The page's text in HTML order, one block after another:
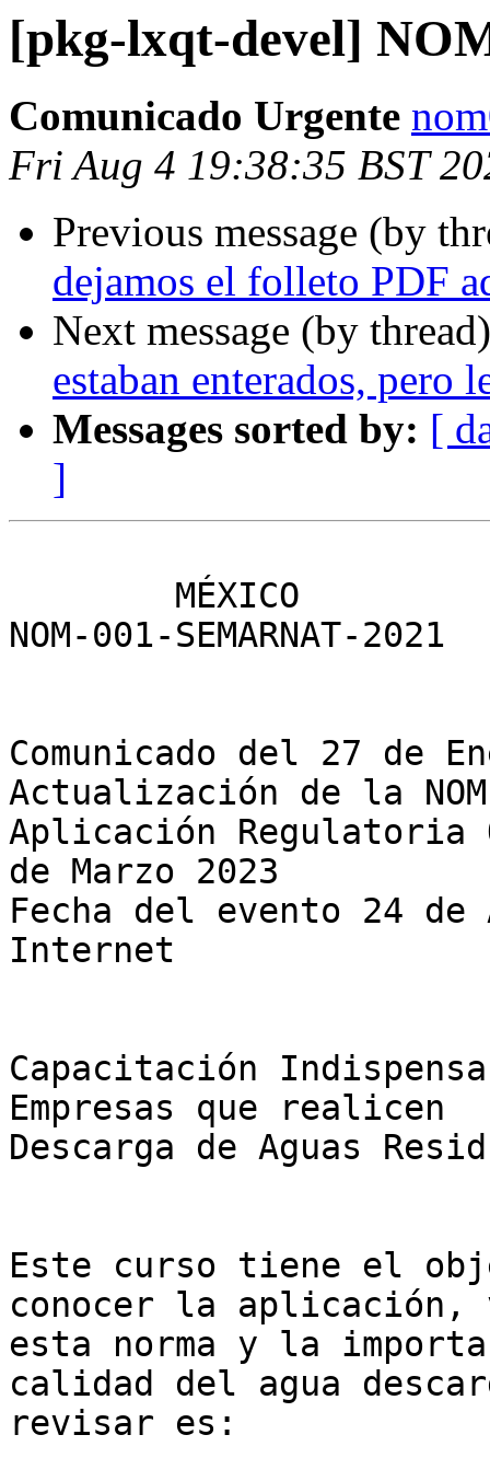
[pkg-lxqt-devel]
Comunicado Urgente
Fri Aug 4 19:38:35 BST
Previous message (by
dejamos el folleto PDF
Next message (by
estaban enterados, pero
Messages sorted by: [
]
NOM-001-SEMARNAT-2021
Comunicado del 27 de
Actualización de la NOM-
Aplicación
de Marzo 2023
Fecha del evento 24
Internet
Capacitación
Empresas que realicen
Descarga de Aguas
Este curso tiene el
conocer la aplicación,
esta norma y la
calidad del agua
revisar es: